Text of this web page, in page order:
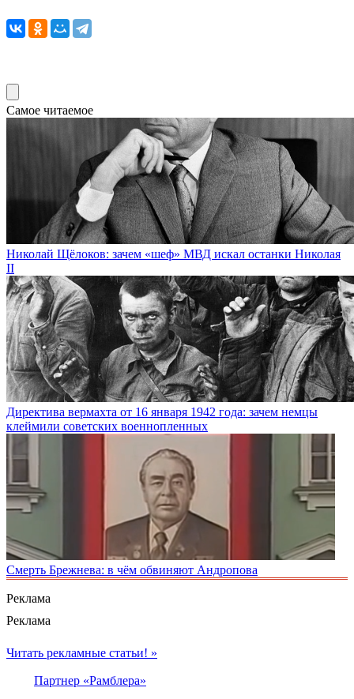
Самое читаемое
Николай Щёлоков: зачем «шеф» МВД искал останки Николая
II
Директива вермахта от 16 января 1942 года: зачем немцы
клеймили советских военнопленных
Смерть Брежнева: в чём обвиняют Андропова
Реклама
Реклама
Читать рекламные статьи! »
Партнер «Рамблера»